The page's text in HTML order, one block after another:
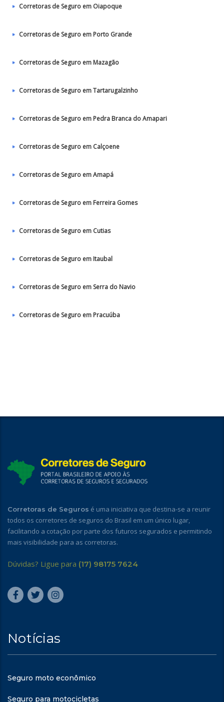
Corretoras de Seguro em Oiapoque
Corretoras de Seguro em Porto Grande
Corretoras de Seguro em Mazagão
Corretoras de Seguro em Tartarugalzinho
Corretoras de Seguro em Pedra Branca do Amapari
Corretoras de Seguro em Calçoene
Corretoras de Seguro em Amapá
Corretoras de Seguro em Ferreira Gomes
Corretoras de Seguro em Cutias
Corretoras de Seguro em Itaubal
Corretoras de Seguro em Serra do Navio
Corretoras de Seguro em Pracuúba
Corretoras de Seguros é uma iniciativa que destina-se a reunir
todos os corretores de seguros do Brasil em um único lugar,
facilitando a cotação por parte dos futuros segurados e permitindo
mais visibilidade para as corretoras.
Dúvidas? Ligue para (17) 98175 7624
Notícias
Seguro moto econômico
Seguro para motocicletas